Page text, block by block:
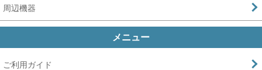
周辺機器
メニュー
ご利用ガイド